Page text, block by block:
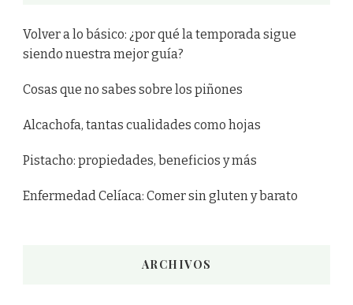
Volver a lo básico: ¿por qué la temporada sigue
siendo nuestra mejor guía?
Cosas que no sabes sobre los piñones
Alcachofa, tantas cualidades como hojas
Pistacho: propiedades, beneficios y más
Enfermedad Celíaca: Comer sin gluten y barato
ARCHIVOS